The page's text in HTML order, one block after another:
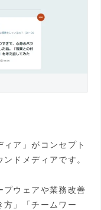
ィア」がコンセプト
ドメディアです。
プウェアや業務改善
方」「チームワー